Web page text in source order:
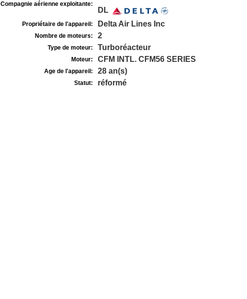
Compagnie aérienne exploitante:
DL
Propriétaire de l'appareil: Delta Air Lines Inc
Nombre de moteurs: 2
Type de moteur: Turboréacteur
Moteur: CFM INTL. CFM56 SERIES
Age de l'appareil: 28 an(s)
Statut: réformé